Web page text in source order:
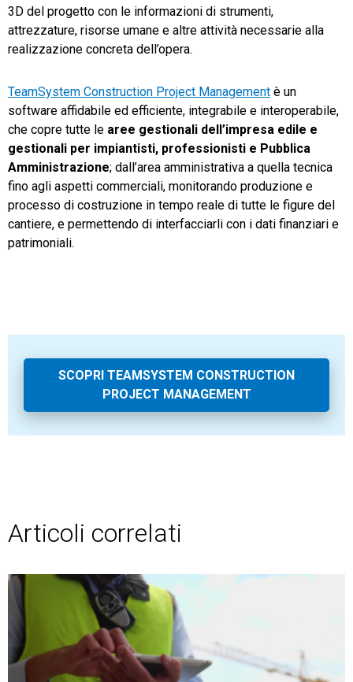
3D del progetto con le informazioni di strumenti,
attrezzature, risorse umane e altre attività necessarie alla
realizzazione concreta dell’opera.
TeamSystem Construction Project Management è un
software affidabile ed efficiente, integrabile e interoperabile,
che copre tutte le aree gestionali dell’impresa edile e
gestionali per impiantisti, professionisti e Pubblica
Amministrazione; dall’area amministrativa a quella tecnica
fino agli aspetti commerciali, monitorando produzione e
processo di costruzione in tempo reale di tutte le figure del
cantiere, e permettendo di interfacciarli con i dati finanziari e
patrimoniali.
SCOPRI TEAMSYSTEM CONSTRUCTION
PROJECT MANAGEMENT
Articoli correlati